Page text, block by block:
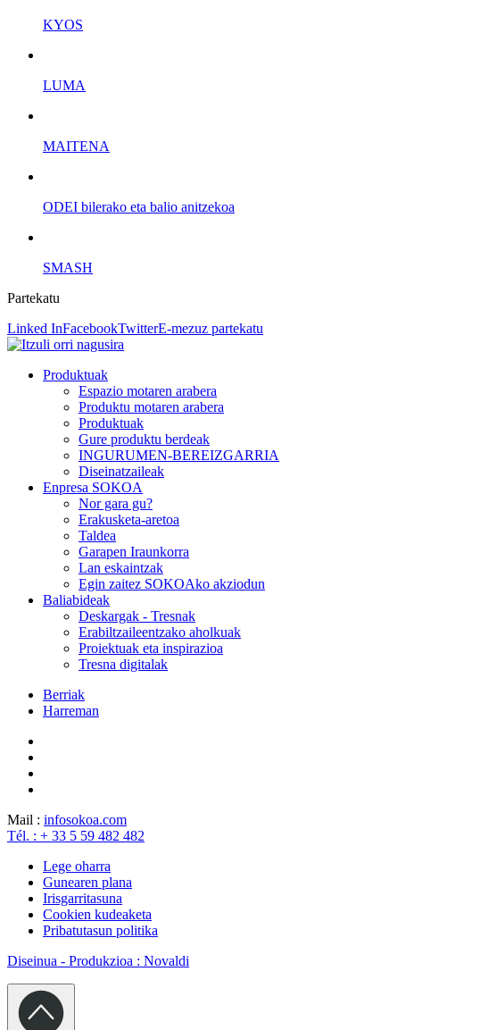
KYOS
LUMA
MAITENA
ODEI bilerako eta balio anitzekoa
SMASH
Partekatu
Linked InFacebookTwitterE-mezuz partekatu
Produktuak
Espazio motaren arabera
Produktu motaren arabera
Produktuak
Gure produktu berdeak
INGURUMEN-BEREIZGARRIA
Diseinatzaileak
Enpresa SOKOA
Nor gara gu?
Erakusketa-aretoa
Taldea
Garapen Iraunkorra
Lan eskaintzak
Egin zaitez SOKOAko akziodun
Baliabideak
Deskargak - Tresnak
Erabiltzaileentzako aholkuak
Proiektuak eta inspirazioa
Tresna digitalak
Berriak
Harreman
Mail : infosokoa.com
Tél. : + 33 5 59 482 482
Lege oharra
Gunearen plana
Irisgarritasuna
Cookien kudeaketa
Pribatutasun politika
Diseinua - Produkzioa : Novaldi